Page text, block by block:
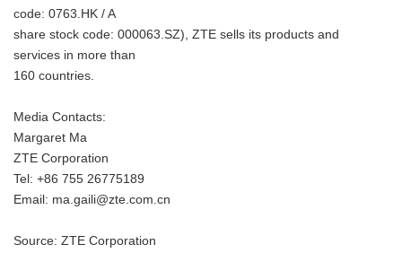
code: 0763.HK / A
share stock code: 000063.SZ), ZTE sells its products and
services in more than
160 countries.
Media Contacts:
Margaret Ma
ZTE Corporation
Tel: +86 755 26775189
Email: ma.gaili@zte.com.cn
Source: ZTE Corporation